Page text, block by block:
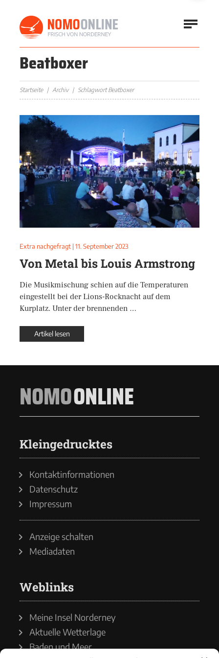
Beatboxer
Startseite Archiv Schlagwort Beatboxer
Extra nachgefragt | 11. September 2023
Von Metal bis Louis Armstrong
Die Musikmischung schien auf die Temperaturen
eingestellt bei der Lions-Rocknacht auf dem
Kurplatz. Unter der brennenden …
Artikel lesen
NOMOONLINE
Kleingedrucktes
Kontaktinformationen
Datenschutz
Impressum
Anzeige schalten
Mediadaten
Weblinks
Meine Insel Norderney
Aktuelle Wetterlage
Baden und Meer